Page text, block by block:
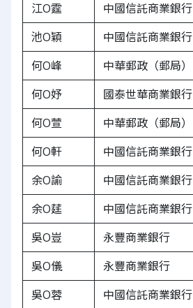
江O霆
中國信託商業銀行
池O穎
中國信託商業銀行
何O峰
中華郵政（郵局）
何O妤
國泰世華商業銀行
何O萱
中華郵政（郵局）
何O軒
中國信託商業銀行
余O諭
中國信託商業銀行
余O莛
中國信託商業銀行
吳O豈
永豐商業銀行
吳O儀
永豐商業銀行
吳O蓉
中國信託商業銀行